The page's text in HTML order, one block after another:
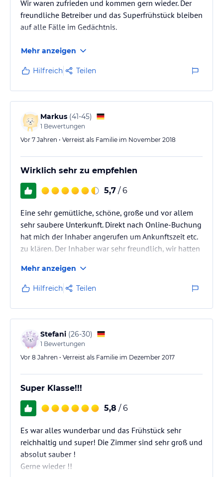
Wir waren zufrieden und kommen gern wieder. Der
freundliche Betreiber und das Superfrühstück bleiben
auf alle Fälle im Gedächtnis.
Mehr anzeigen
Hilfreich Teilen
Markus (41-45)
1 Bewertungen
Vor 7 Jahren • Verreist als Familie im November 2018
Wirklich sehr zu empfehlen
5,7 / 6
Eine sehr gemütliche, schöne, große und vor allem
sehr saubere Unterkunft. Direkt nach Online-Buchung
hat mich der Inhaber angerufen um Ankunftszeit etc.
zu klären. Der Inhaber war sehr freundlich, wir hatten
leckeres und reichhaltiges Frühstück. Alles in allem
gab es absolut NICHTS auszusetzen, würde ich sofort
wieder buchen und jederzeit weiter empfehlen!
Markus Neuhäuser
Mehr anzeigen
Hilfreich Teilen
Stefani (26-30)
1 Bewertungen
Vor 8 Jahren • Verreist als Familie im Dezember 2017
Super Klasse!!!
5,8 / 6
Es war alles wunderbar und das Frühstück sehr
reichhaltig und super! Die Zimmer sind sehr groß und
absolut sauber !
Gerne wieder !!